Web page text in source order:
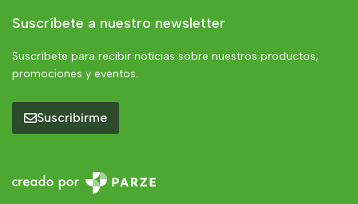
Suscríbete a nuestro newsletter
Suscríbete para recibir noticias sobre nuestros productos,
promociones y eventos.
Suscribirme